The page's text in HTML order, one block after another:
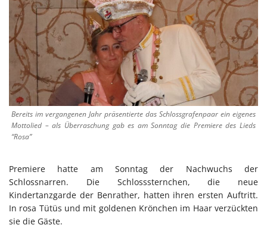
Bereits im vergangenen Jahr präsentierte das Schlossgrafenpaar ein eigenes
Mottolied – als Überraschung gab es am Sonntag die Premiere des Lieds
“Rosa”
Premiere hatte am Sonntag der Nachwuchs der
Schlossnarren. Die Schlosssternchen, die neue
Kindertanzgarde der Benrather, hatten ihren ersten Auftritt.
In rosa Tütüs und mit goldenen Krönchen im Haar verzückten
sie die Gäste.